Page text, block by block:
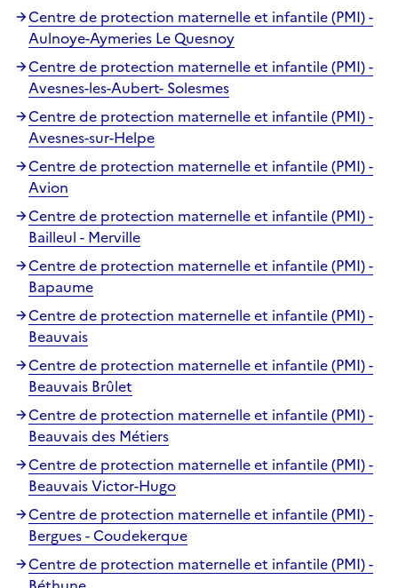
Centre de protection maternelle et infantile (PMI) -
Aulnoye-Aymeries Le Quesnoy
Centre de protection maternelle et infantile (PMI) -
Avesnes-les-Aubert- Solesmes
Centre de protection maternelle et infantile (PMI) -
Avesnes-sur-Helpe
Centre de protection maternelle et infantile (PMI) -
Avion
Centre de protection maternelle et infantile (PMI) -
Bailleul - Merville
Centre de protection maternelle et infantile (PMI) -
Bapaume
Centre de protection maternelle et infantile (PMI) -
Beauvais
Centre de protection maternelle et infantile (PMI) -
Beauvais Brûlet
Centre de protection maternelle et infantile (PMI) -
Beauvais des Métiers
Centre de protection maternelle et infantile (PMI) -
Beauvais Victor-Hugo
Centre de protection maternelle et infantile (PMI) -
Bergues - Coudekerque
Centre de protection maternelle et infantile (PMI) -